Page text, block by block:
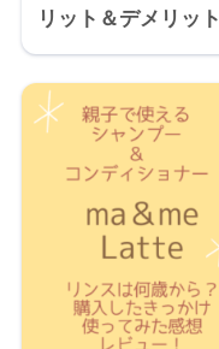
リット＆デメリット